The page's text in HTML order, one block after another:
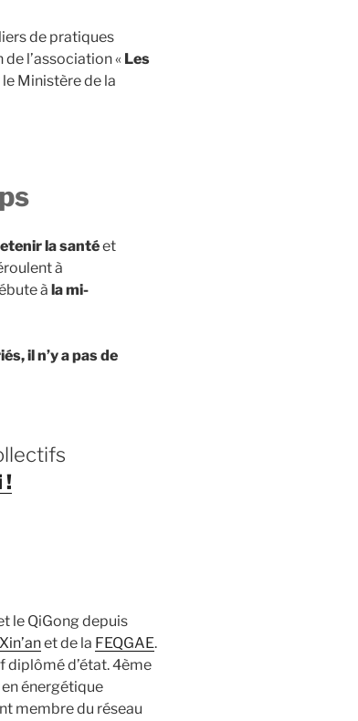
de pratiques
l’association « Les
Ministère de la
la santéet
à
à la mi-
il n’y a pas de
!
le QiGong depuis
et de la FEQGAE.
d’état. 4ème
énergétique
membre du réseau